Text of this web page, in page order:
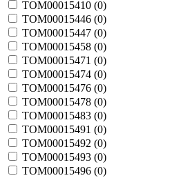
TOM00015410 (0)
TOM00015446 (0)
TOM00015447 (0)
TOM00015458 (0)
TOM00015471 (0)
TOM00015474 (0)
TOM00015476 (0)
TOM00015478 (0)
TOM00015483 (0)
TOM00015491 (0)
TOM00015492 (0)
TOM00015493 (0)
TOM00015496 (0)